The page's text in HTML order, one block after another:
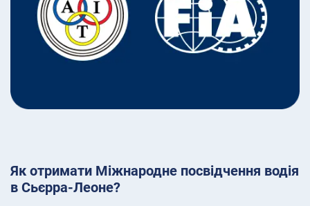
Як отримати Міжнародне посвідчення водія
в Сьєрра-Леоне?